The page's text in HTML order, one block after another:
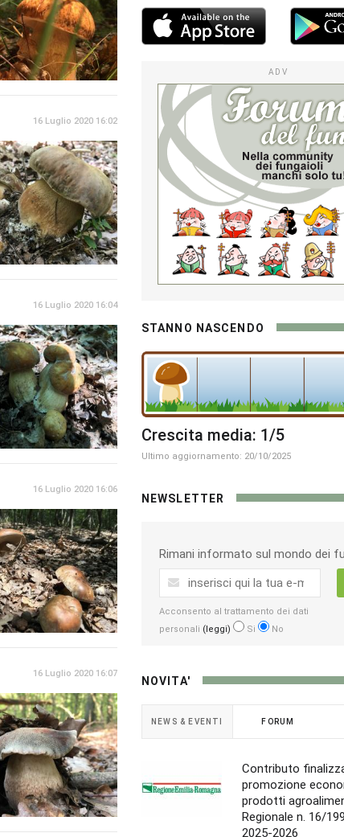
16 Luglio 2020 16:02
16 Luglio 2020 16:04
16 Luglio 2020 16:06
16 Luglio 2020 16:07
ADV
STANNO NASCENDO
Crescita media: 1/5
Ultimo aggiornamento: 20/10/2025
NEWSLETTER
Rimani informato sul mondo dei
Acconsento al trattamento dei dati
personali (leggi) Si No
NOVITA'
NEWS & EVENTI FORUM
Contributo
promozione
prodotti
Regionale n. 16/
2025-2026